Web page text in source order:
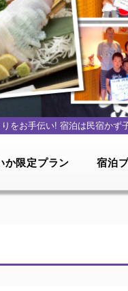
をお手伝い! 宿泊は民宿かず
か限定プラン 宿泊